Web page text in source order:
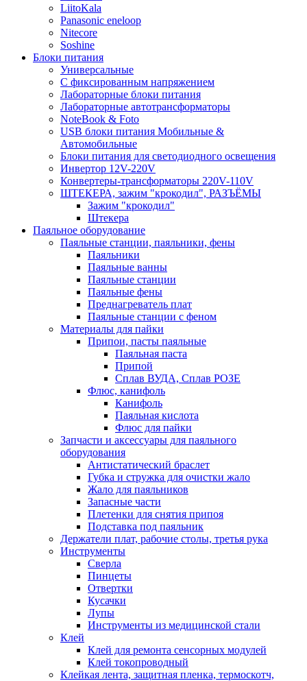
LiitoKala
Panasonic eneloop
Nitecore
Soshine
Блоки питания
Универсальные
C фиксированным напряжением
Лабораторные блоки питания
Лабораторные автотрансформаторы
NoteBook & Foto
USB блоки питания Мобильные &
Автомобильные
Блоки питания для светодиодного освещения
Инвертор 12V-220V
Конвертеры-трансформаторы 220V-110V
ШТЕКЕРА, зажим "крокодил", РАЗЪЁМЫ
Зажим "крокодил"
Штекера
Паяльное оборудование
Паяльные станции, паяльники, фены
Паяльники
Паяльные ванны
Паяльные станции
Паяльные фены
Преднагреватель плат
Паяльные станции с феном
Материалы для пайки
Припои, пасты паяльные
Паяльная паста
Припой
Сплав ВУДА, Сплав РОЗЕ
Флюс, канифоль
Канифоль
Паяльная кислота
Флюс для пайки
Запчасти и аксессуары для паяльного
оборудования
Антистатический браслет
Губка и стружка для очистки жало
Жало для паяльников
Запасные части
Плетенки для снятия припоя
Подставка под паяльник
Держатели плат, рабочие столы, третья рука
Инструменты
Сверла
Пинцеты
Отвертки
Кусачки
Лупы
Инструменты из медицинской стали
Клей
Клей для ремонта сенсорных модулей
Клей токопроводный
Клейкая лента, защитная пленка, термоскотч,